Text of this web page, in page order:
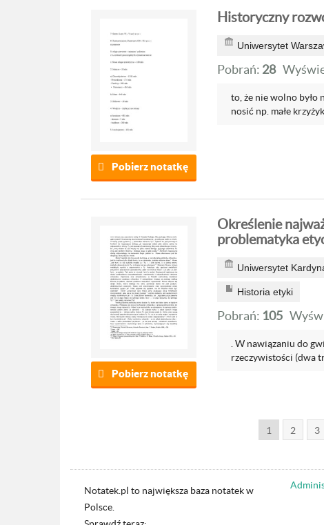
Pobierz notatkę
Historyczny
Uniwersytet
Pobrań: 28
to, że nie wolno było
nosić np. małe
Pobierz notatkę
Określenie
problematyka
Uniwersytet
Historia etyki
Pobrań: 105
. W nawiązaniu do
rzeczywistości (dwa
1 2 3
Notatek.pl to największa baza notatek w
Polsce.